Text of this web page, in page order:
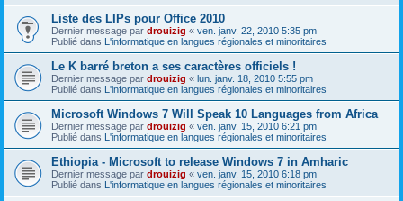
Liste des LIPs pour Office 2010
Dernier message par drouizig « ven. janv. 22, 2010 5:35 pm
Publié dans L'informatique en langues régionales et minoritaires
Le K barré breton a ses caractères officiels !
Dernier message par drouizig « lun. janv. 18, 2010 5:55 pm
Publié dans L'informatique en langues régionales et minoritaires
Microsoft Windows 7 Will Speak 10 Languages from Africa
Dernier message par drouizig « ven. janv. 15, 2010 6:21 pm
Publié dans L'informatique en langues régionales et minoritaires
Ethiopia - Microsoft to release Windows 7 in Amharic
Dernier message par drouizig « ven. janv. 15, 2010 6:18 pm
Publié dans L'informatique en langues régionales et minoritaires